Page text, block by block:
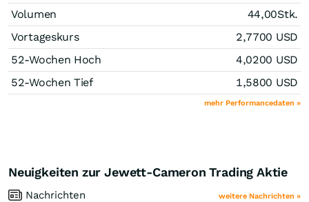
Volumen
44,00Stk.
Vortageskurs
2,7700 USD
52-Wochen Hoch
4,0200 USD
52-Wochen Tief
1,5800 USD
mehr Performancedaten »
Neuigkeiten zur Jewett-Cameron Trading Aktie
Nachrichten weitere Nachrichten »